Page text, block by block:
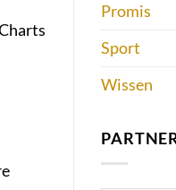
Promis
Sport
Wissen